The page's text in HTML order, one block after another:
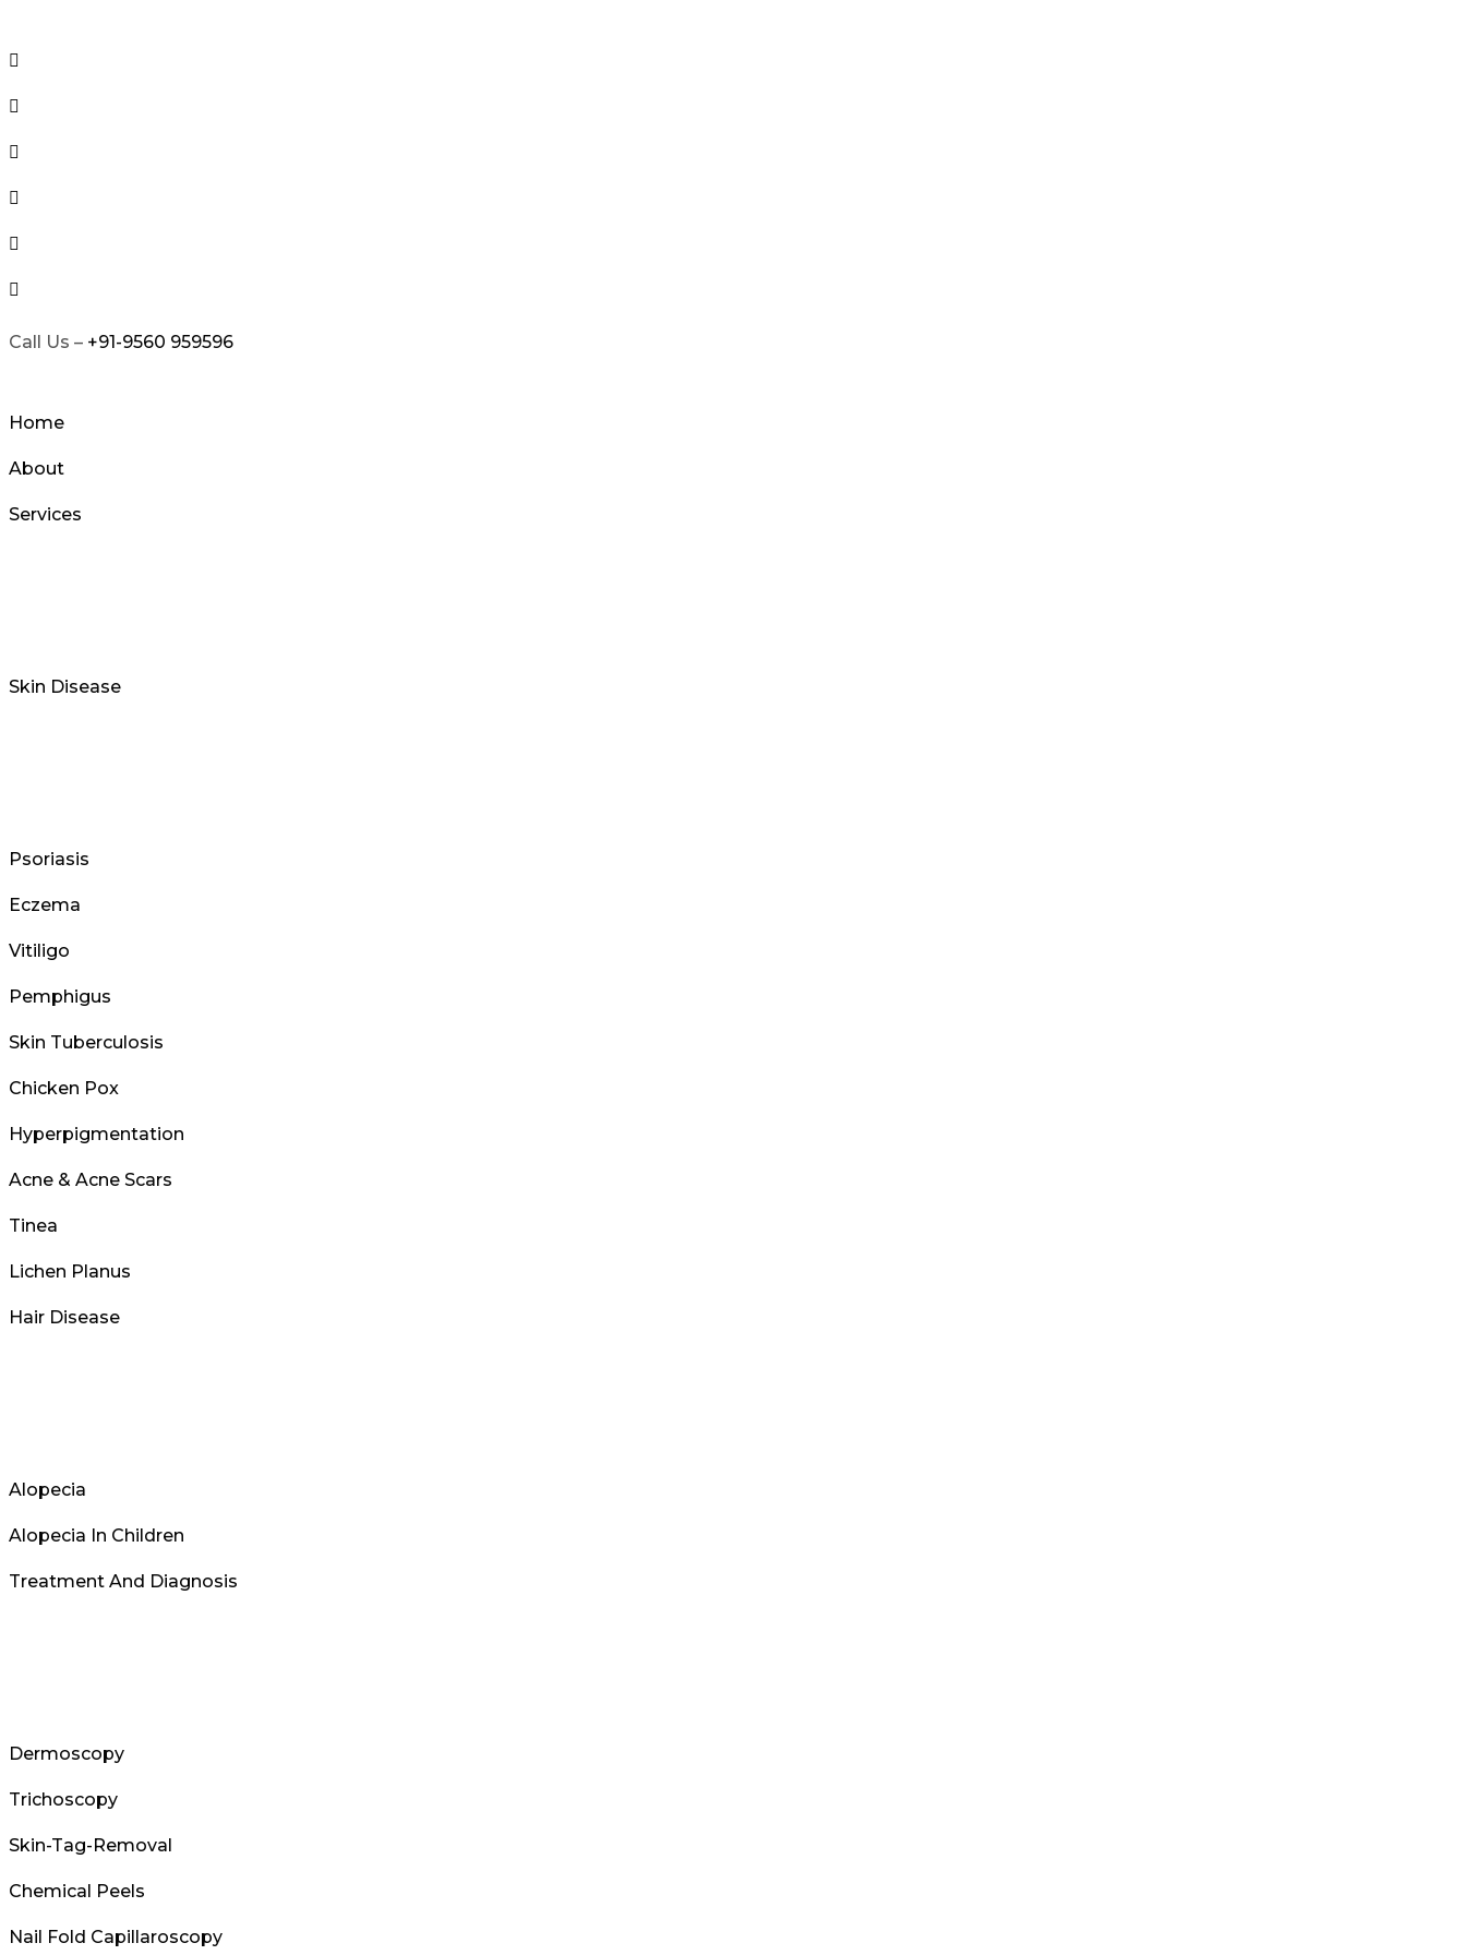
to
content
Call Us – +91-9560 959596
Home
About
Services
Skin Disease
Psoriasis
Eczema
Vitiligo
Pemphigus
Skin Tuberculosis
Chicken Pox
Hyperpigmentation
Acne & Acne Scars
Tinea
Lichen Planus
Hair Disease
Alopecia
Alopecia In Children
Treatment And Diagnosis
Dermoscopy
Trichoscopy
Skin-Tag-Removal
Chemical Peels
Nail Fold Capillaroscopy